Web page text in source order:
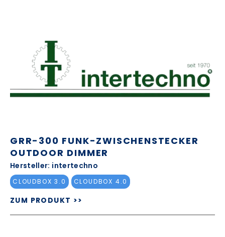
GRR-300 FUNK-ZWISCHENSTECKER
OUTDOOR DIMMER
Hersteller: intertechno
CLOUDBOX 3.0 CLOUDBOX 4.0
ZUM PRODUKT >>